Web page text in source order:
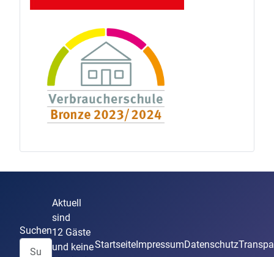
Suchen
Aktuell
sind
12 Gäste
und keineStartseiteImpressumDatenschutz